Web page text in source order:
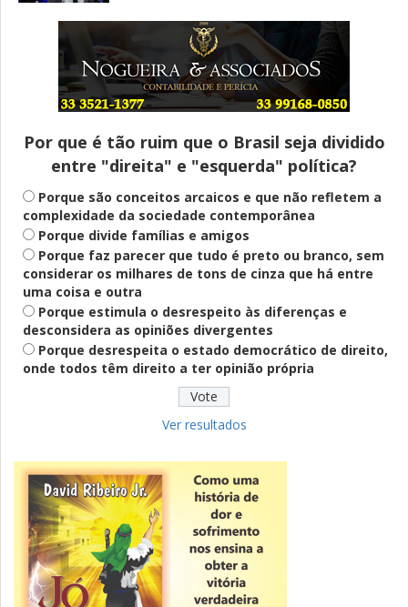
Entenda
Pix Pensão Alimentícia: entenda o que é
e como solicitar
Saúde Mental
Plataforma oferece escuta em saúde
mental para jovens no SUS Digital
Definido
PT lança Patrus Ananias como candidato
ao governo de Minas Gerais
Fies: pré-selecionados têm até terça
para complementar informações
Novidade
CNPJ alfanumérico começa a ser emitido
nesta sexta
Por que é tão ruim que o Brasil seja dividido
entre "direita" e "esquerda" política?
Porque são conceitos arcaicos e que não refletem a
complexidade da sociedade contemporânea
Porque divide famílias e amigos
Porque faz parecer que tudo é preto ou branco, sem
considerar os milhares de tons de cinza que há entre
uma coisa e outra
Porque estimula o desrespeito às diferenças e
desconsidera as opiniões divergentes
Porque desrespeita o estado democrático de direito,
onde todos têm direito a ter opinião própria
Ver resultados